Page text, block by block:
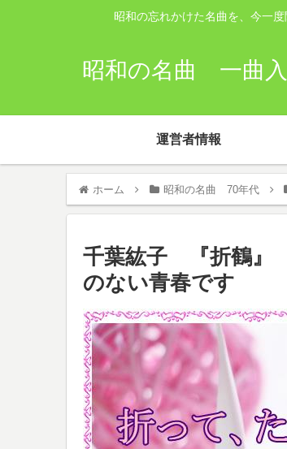
昭和の忘れかけた名曲を、今一
昭和の名曲 一曲
運営者情報
ホーム 昭和の名曲 70年代
千葉紘子 『折鶴』
のない青春です